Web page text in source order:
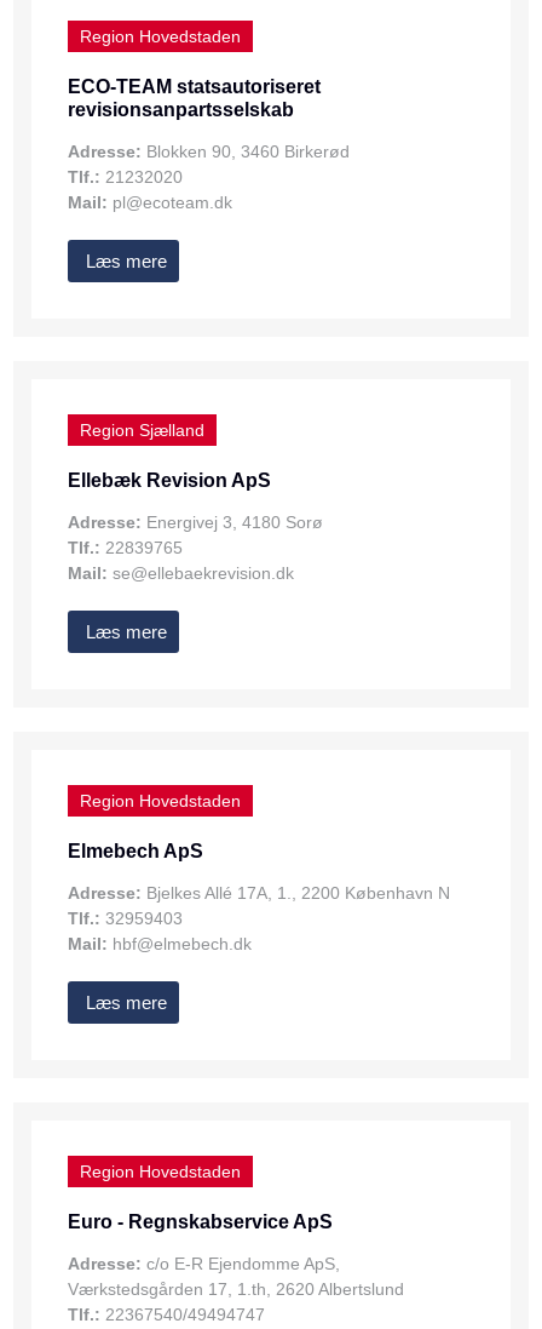
Region Hovedstaden
ECO-TEAM statsautoriseret
revisionsanpartsselskab
Adresse: Blokken 90, 3460 Birkerød
Tlf.: 21232020
Mail: pl@ecoteam.dk
Læs mere
Region Sjælland
Ellebæk Revision ApS
Adresse: Energivej 3, 4180 Sorø
Tlf.: 22839765
Mail: se@ellebaekrevision.dk
Læs mere
Region Hovedstaden
Elmebech ApS
Adresse: Bjelkes Allé 17A, 1., 2200 København N
Tlf.: 32959403
Mail: hbf@elmebech.dk
Læs mere
Region Hovedstaden
Euro - Regnskabservice ApS
Adresse: c/o E-R Ejendomme ApS,
Værkstedsgården 17, 1.th, 2620 Albertslund
Tlf.: 22367540/49494747